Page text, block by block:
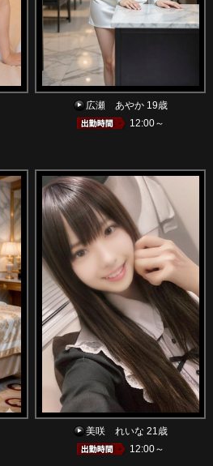
広瀬 あやか 19歳
12:00～
美咲 れいな 21歳
12:00～